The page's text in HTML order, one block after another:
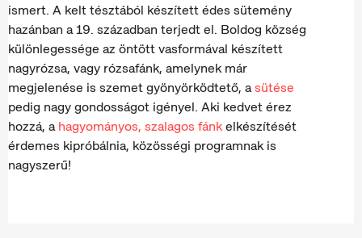
ismert. A kelt tésztából készített édes sütemény
hazánban a 19. században terjedt el. Boldog község
különlegessége az öntött vasformával készített
nagyrózsa, vagy rózsafánk, amelynek már
megjelenése is szemet gyönyörködtető, asütése
pedig nagy gondosságot igényel. Aki kedvet érez
hozzá, ahagyományos, szalagos fánkelkészítését
érdemes kipróbálnia, közösségi programnak is
nagyszerű!